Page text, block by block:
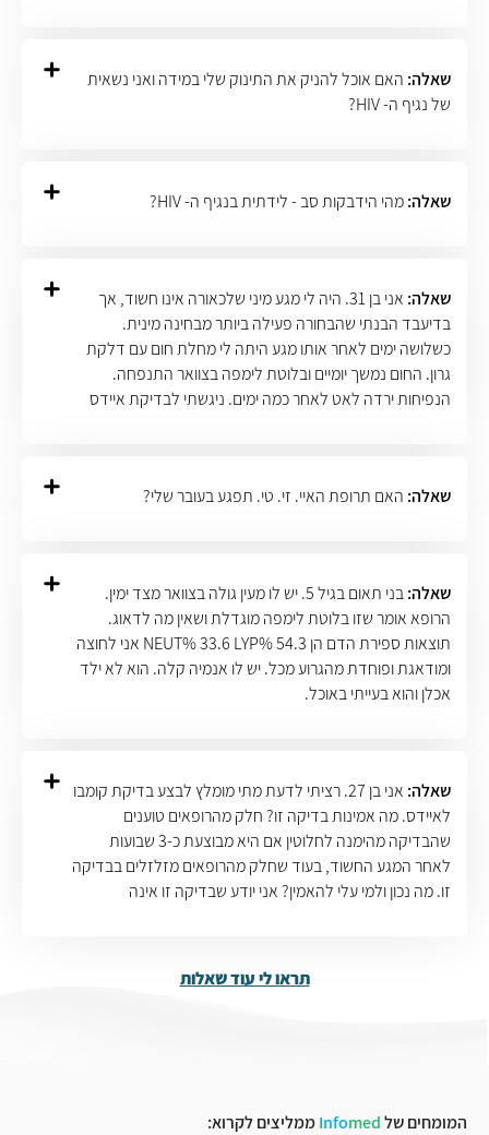
שאלה: האם אוכל להניק את התינוק שלי במידה ואני נשאית
של נגיף ה- HIV?
שאלה:מהי הידבקות סב - לידתית בנגיף ה- HIV?
שאלה:
אני בן 31. היה לי מגע מיני שלכאורה אינו חשוד, אך
בדיעבד הבנתי שהבחורה פעילה ביותר מבחינה מינית.
כשלושה ימים לאחר אותו מגע היתה לי מחלת חום עם דלקת
גרון. החום נמשך יומיים ובלוטת לימפה בצוואר התנפחה.
הנפיחות ירדה לאט לאחר כמה ימים. ניגשתי לבדיקת איידס
שאלה: האם תרופת האיי. זי. טי. תפגע בעובר שלי?
שאלה:
בני תאום בגיל 5. יש לו מעין גולה בצוואר מצד ימין.
הרופא אומר שזו בלוטת לימפה מוגדלת ושאין מה לדאוג.
תוצאות ספירת הדם הן NEUT% 33.6 LYP% 54.3 אני לחוצה
ומודאגת ופוחדת מהגרוע מכל. יש לו אנמיה קלה. הוא לא ילד
אכלן והוא בעייתי באוכל.
שאלה:
אני בן 27. רציתי לדעת מתי מומלץ לבצע בדיקת קומבו
לאיידס. מה אמינות בדיקה זו? חלק מהרופאים טוענים
שהבדיקה מהימנה לחלוטין אם היא מבוצעת כ-3 שבועות
לאחר המגע החשוד, בעוד שחלק מהרופאים מזלזלים בבדיקה
זו. מה נכון ולמי עלי להאמין? אני יודע שבדיקה זו אינה
תראו לי עוד שאלות
המומחים של Infomed ממליצים לקרוא: